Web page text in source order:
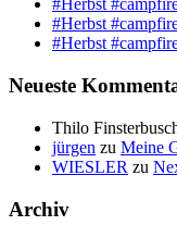
#Herbst
#Herbst
#Herbst
Neueste
Thilo
jürgen zu Meine
WIESLER zu
Archiv